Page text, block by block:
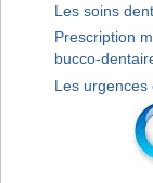
Les soins
Prescription
bucco-
Les